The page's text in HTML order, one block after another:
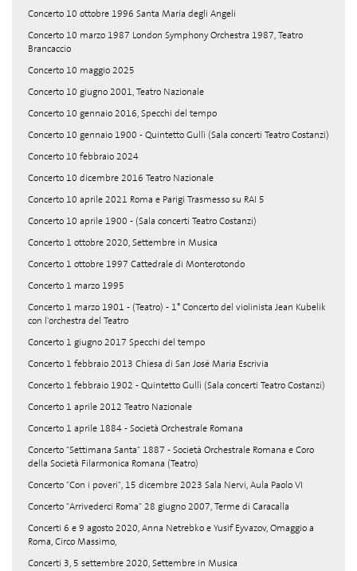
Concerto 10 ottobre 1996 Santa Maria degli Angeli
Concerto 10 marzo 1987 London Symphony Orchestra 1987, Teatro
Brancaccio
Concerto 10 maggio 2025
Concerto 10 giugno 2001, Teatro Nazionale
Concerto 10 gennaio 2016, Specchi del tempo
Concerto 10 gennaio 1900 - Quintetto Gullì (Sala concerti Teatro Costanzi)
Concerto 10 febbraio 2024
Concerto 10 dicembre 2016 Teatro Nazionale
Concerto 10 aprile 2021 Roma e Parigi Trasmesso su RAI 5
Concerto 10 aprile 1900 - (Sala concerti Teatro Costanzi)
Concerto 1 ottobre 2020, Settembre in Musica
Concerto 1 ottobre 1997 Cattedrale di Monterotondo
Concerto 1 marzo 1995
Concerto 1 marzo 1901 - (Teatro) - 1° Concerto del violinista Jean Kubelik
con l'orchestra del Teatro
Concerto 1 giugno 2017 Specchi del tempo
Concerto 1 febbraio 2013 Chiesa di San José Maria Escrivia
Concerto 1 febbraio 1902 - Quintetto Gullì (Sala concerti Teatro Costanzi)
Concerto 1 aprile 2012 Teatro Nazionale
Concerto 1 aprile 1884 - Società Orchestrale Romana
Concerto "Settimana Santa" 1887 - Società Orchestrale Romana e Coro
della Società Filarmonica Romana (Teatro)
Concerto "Con i poveri", 15 dicembre 2023 Sala Nervi, Aula Paolo VI
Concerto "Arrivederci Roma" 28 giugno 2007, Terme di Caracalla
Concerti 6 e 9 agosto 2020, Anna Netrebko e Yusif Eyvazov, Omaggio a
Roma, Circo Massimo,
Concerti 3, 5 settembre 2020, Settembre in Musica